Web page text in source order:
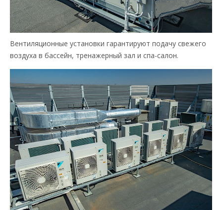
Вентиляционные установки гарантируют подачу свежего
воздуха в бассейн, тренажерный зал и спа-салон.